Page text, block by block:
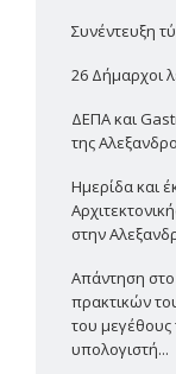
Συνέντευξη
26 Δήμαρχοι
ΔΕΠΑ και
της
Ημερίδα και
στην
Απάντηση
πρακτικών
του μεγέθους
υπολογιστή...